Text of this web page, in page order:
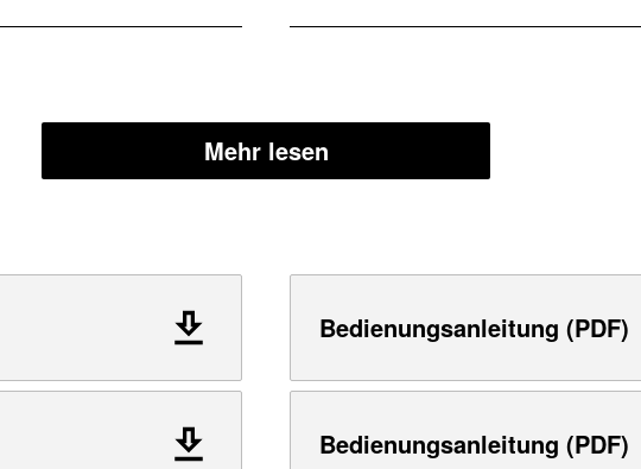
Mehr lesen
Bedienungsanleitung (PDF)
Bedienungsanleitung (PDF)